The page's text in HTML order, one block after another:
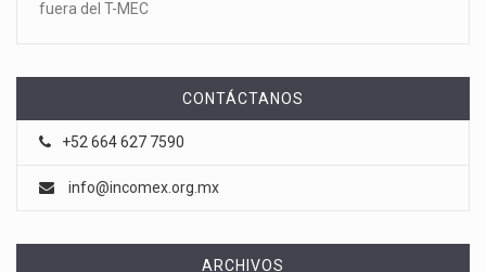
fuera del T-MEC
CONTÁCTANOS
+52 664 627 7590
info@incomex.org.mx
ARCHIVOS